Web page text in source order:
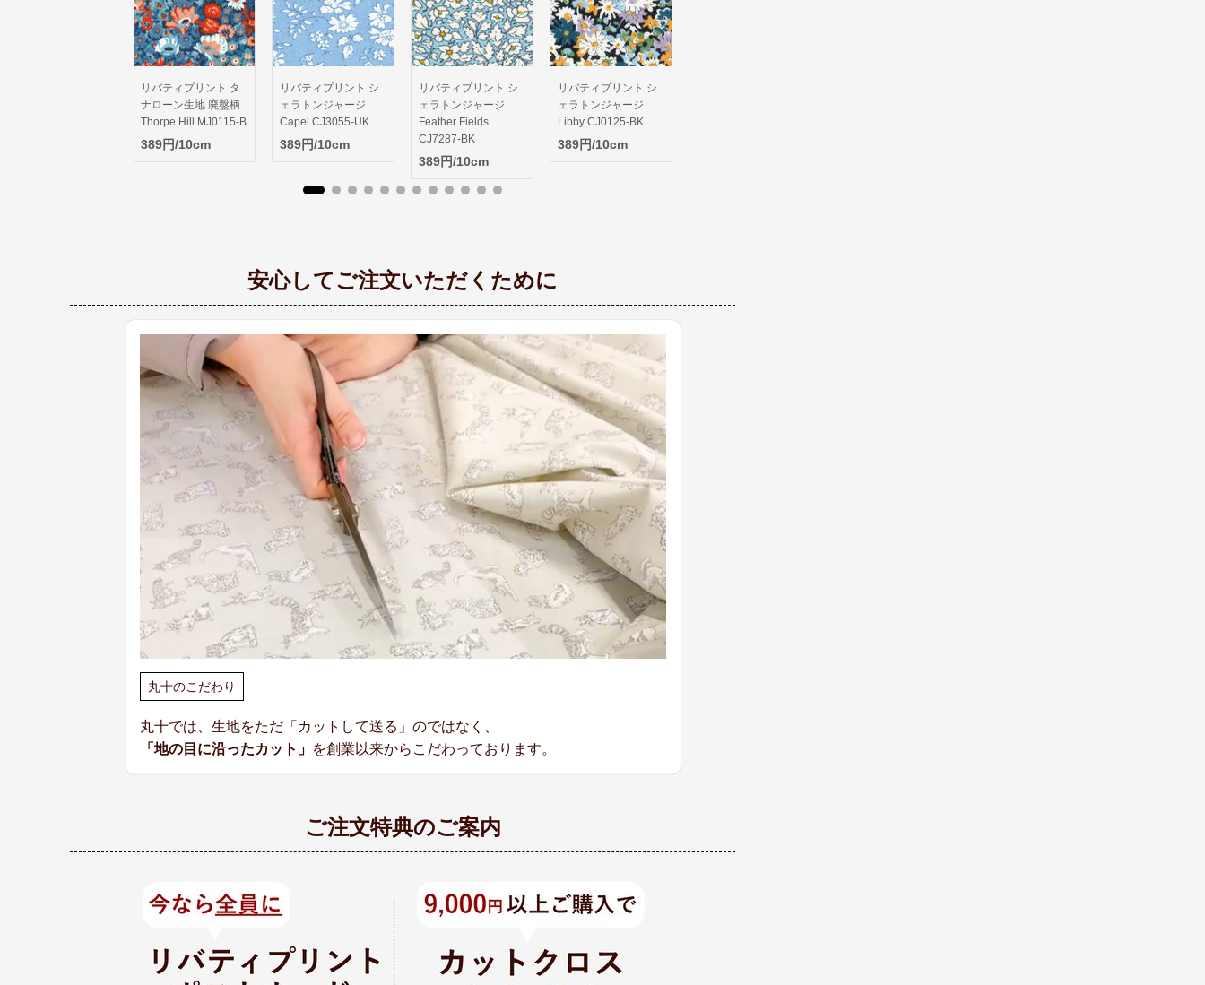
リバティプリント シ
ェラトンジャージ
Capel CJ3055-UK
389円/10cm
リバティプリント シ
ェラトンジャージ
Feather Fields
CJ7287-BK
リバティプリント シ
ェラトンジャージ
Libby CJ0125-BK
389円/10cm
安心してご注文いただくために
丸十のこだわり
丸十では、生地をただ「カットして送る」のではなく、
「地の目に沿ったカット」 を創業以来からこだわっております。
ご注文特典のご案内